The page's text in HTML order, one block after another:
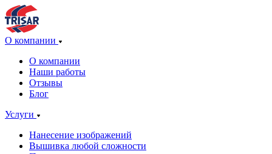
О компании
О компании
Наши работы
Отзывы
Блог
Услуги
Нанесение изображений
Вышивка любой сложности